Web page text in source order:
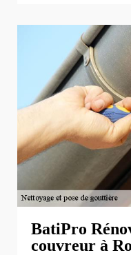
BatiPro
couvreur à